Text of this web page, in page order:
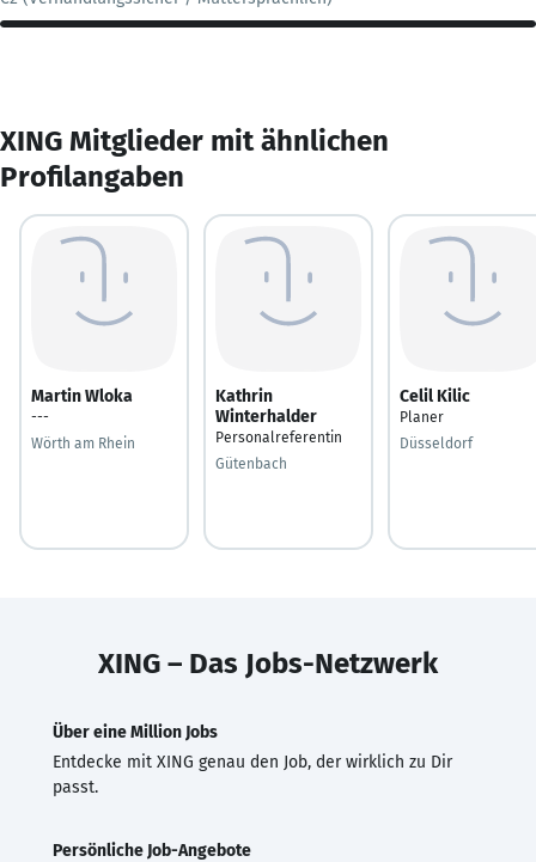
XING Mitglieder mit ähnlichen
Profilangaben
Martin Wloka
---
Wörth am Rhein
Kathrin
Winterhalder
Personalreferentin
Gütenbach
Celil Kilic
Planer
Düsseldorf
XING – Das Jobs-Netzwerk
Über eine Million Jobs
Entdecke mit XING genau den Job, der wirklich zu Dir
passt.
Persönliche Job-Angebote